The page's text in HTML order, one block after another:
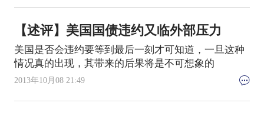
【述评】美国国债违约又临外部压力
美国是否会违约要等到最后一刻才可知道，一旦这种
情况真的出现，其带来的后果将是不可想象的
2013年10月08 21:49